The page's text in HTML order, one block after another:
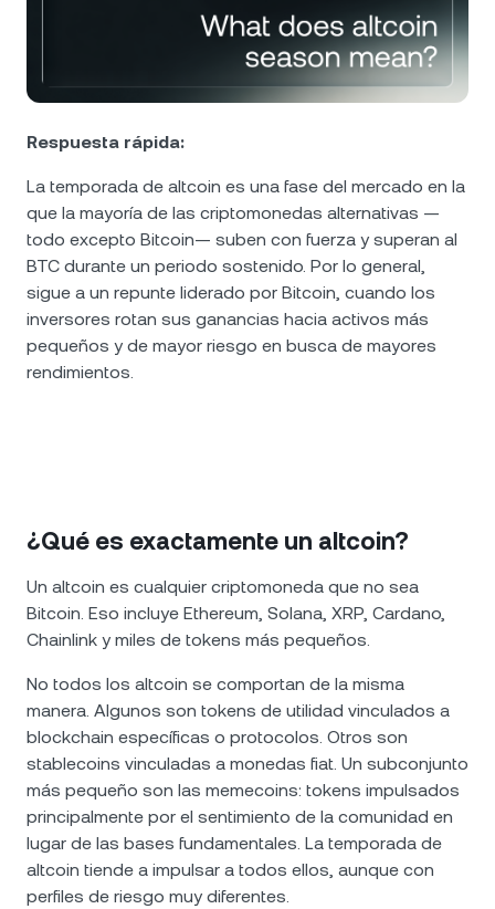
Nexo Card
Clientes privados
Programa de fidelización
0,02 %
Polkadot DOT 2,28 %
XRP XRP 1,11 %
Solana SOL
EURC EURC
Centro de ayuda
Respuesta rápida:
La temporada de altcoin es una fase del mercado en la
que la mayoría de las criptomonedas alternativas —
todo excepto Bitcoin— suben con fuerza y superan al
BTC durante un periodo sostenido. Por lo general,
sigue a un repunte liderado por Bitcoin, cuando los
inversores rotan sus ganancias hacia activos más
pequeños y de mayor riesgo en busca de mayores
rendimientos.
¿Qué es exactamente un altcoin?
Un altcoin es cualquier criptomoneda que no sea
Bitcoin. Eso incluye Ethereum, Solana, XRP, Cardano,
Chainlink y miles de tokens más pequeños.
No todos los altcoin se comportan de la misma
manera. Algunos son tokens de utilidad vinculados a
blockchain específicas o protocolos. Otros son
stablecoins vinculadas a monedas fiat. Un subconjunto
más pequeño son las memecoins: tokens impulsados
principalmente por el sentimiento de la comunidad en
lugar de las bases fundamentales. La temporada de
altcoin tiende a impulsar a todos ellos, aunque con
perfiles de riesgo muy diferentes.